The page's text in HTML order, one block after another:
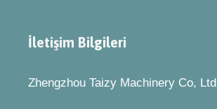
İletişim Bilgileri
Zhengzhou Taizy Machinery Co, Ltd